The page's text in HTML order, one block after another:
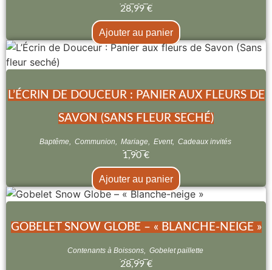
28,99 €
Ajouter au panier
L’ÉCRIN DE DOUCEUR : PANIER AUX FLEURS DE
SAVON (SANS FLEUR SECHÉ)
Baptême, Communion, Mariage, Event, Cadeaux invités
1,90 €
Ajouter au panier
GOBELET SNOW GLOBE – « BLANCHE-NEIGE »
Contenants à Boissons, Gobelet paillette
28,99 €